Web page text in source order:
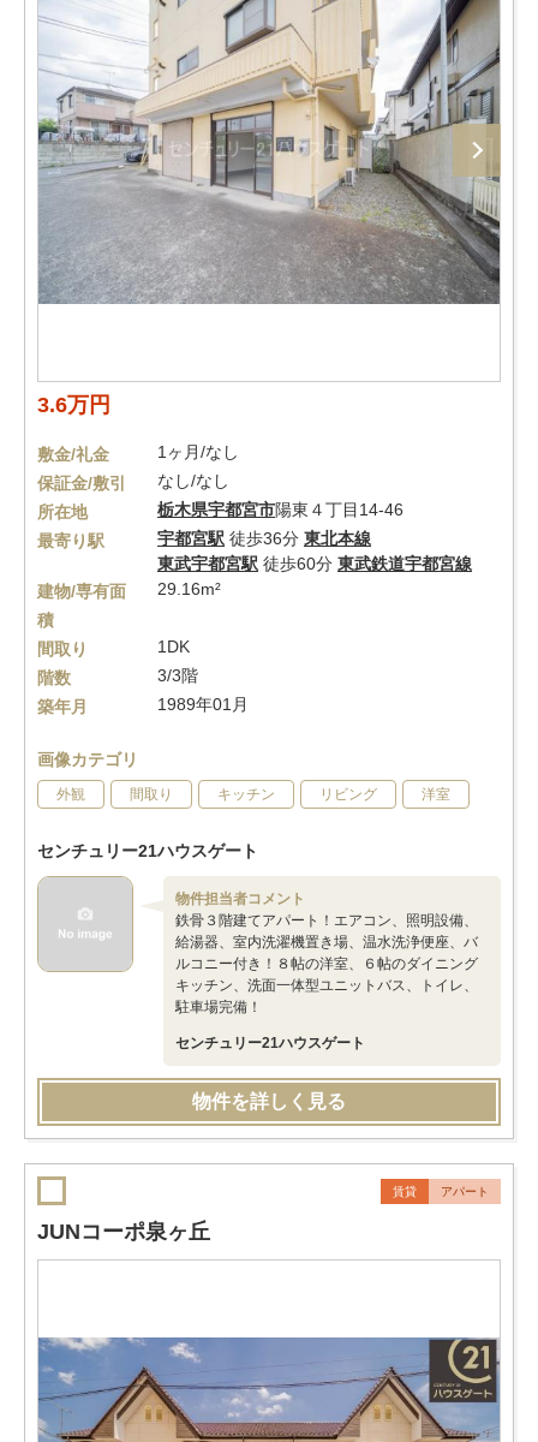
3.6万円
敷金/礼金
1ヶ月/なし
保証金/敷引
なし/なし
所在地
栃木県宇都宮市陽東４丁目14-46
最寄り駅
宇都宮駅 徒歩36分 東北本線
東武宇都宮駅 徒歩60分 東武鉄道宇都宮線
建物/専有面
積
29.16m²
間取り
1DK
階数
3/3階
築年月
1989年01月
画像カテゴリ
外観 間取り キッチン リビング 洋室
センチュリー21ハウスゲート
物件担当者コメント
鉄骨３階建てアパート！エアコン、照明設備、
給湯器、室内洗濯機置き場、温水洗浄便座、バ
ルコニー付き！８帖の洋室、６帖のダイニング
キッチン、洗面一体型ユニットバス、トイレ、
駐車場完備！
センチュリー21ハウスゲート
物件を詳しく見る
賃貸 アパート
JUNコーポ泉ヶ丘